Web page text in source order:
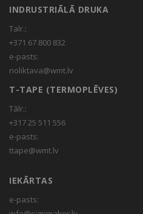
INDRUSTRIĀLĀ DRUKA
Talr.:
+371 67 800 832
e-pasts:
noliktava@wmt.lv
T-TAPE (TERMOPLĒVES)
Tālr.:
+317 25 511 556
e-pasts:
ttape@wmt.lv
IEKĀRTAS
e-pasts: